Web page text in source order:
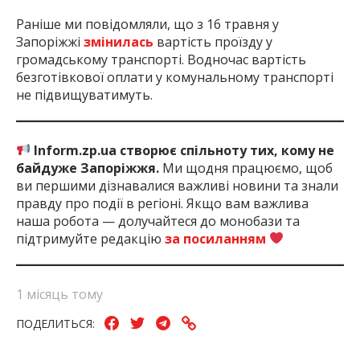
Раніше ми повідомляли, що з 16 травня у
Запоріжжі змінилась вартість проїзду у
громадському транспорті. Водночас вартість
безготівкової оплати у комунальному транспорті
не підвищуватимуть.
Inform.zp.ua створює спільноту тих, кому не
байдуже Запоріжжя. Ми щодня працюємо, щоб
ви першими дізнавалися важливі новини та знали
правду про події в регіоні. Якщо вам важлива
наша робота — долучайтеся до монобази та
підтримуйте редакцію за посиланням
1 місяць тому
ПОДЕЛИТЬСЯ: